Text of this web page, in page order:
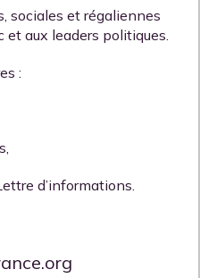
sociales et régaliennes
aux leaders politiques.
:
d’informations.